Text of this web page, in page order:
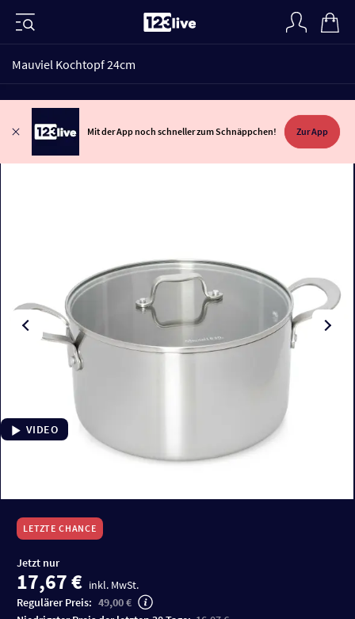
Mauviel Kochtopf 24cm
Mit der App noch schneller zum Schnäppchen! Zur App
VIDEO
LETZTE CHANCE
Jetzt nur
17,67 € inkl. MwSt.
Regulärer Preis: 49,00 €